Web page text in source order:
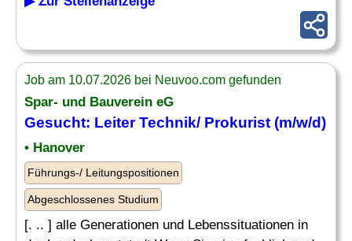
Job am 10.07.2026 bei Neuvoo.com gefunden
Spar- und Bauverein eG
Gesucht: Leiter Technik/ Prokurist (m/w/d)
• Hanover
Führungs-/ Leitungspositionen
Abgeschlossenes Studium
[. .. ] alle Generationen und Lebenssituationen in